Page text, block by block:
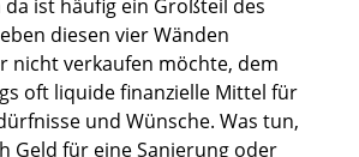
da ist häufig ein Großteil des
diesen vier Wänden
nicht verkaufen möchte, dem
oft liquide finanzielle Mittel für
und Wünsche. Was tun,
Geld für eine Sanierung oder